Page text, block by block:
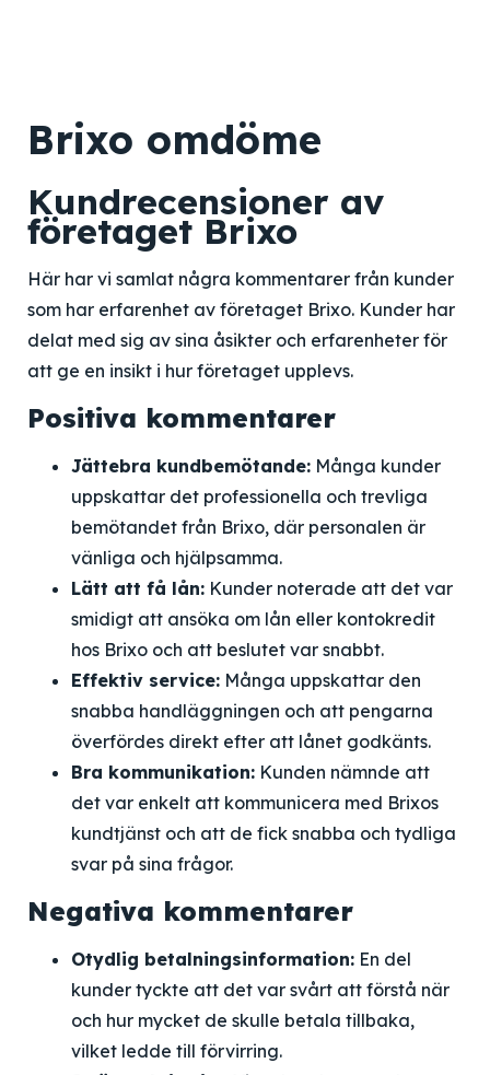
Brixo omdöme
Kundrecensioner av
företaget Brixo
Här har vi samlat några kommentarer från kunder
som har erfarenhet av företaget Brixo. Kunder har
delat med sig av sina åsikter och erfarenheter för
att ge en insikt i hur företaget upplevs.
Positiva kommentarer
Jättebra kundbemötande: Många kunder
uppskattar det professionella och trevliga
bemötandet från Brixo, där personalen är
vänliga och hjälpsamma.
Lätt att få lån: Kunder noterade att det var
smidigt att ansöka om lån eller kontokredit
hos Brixo och att beslutet var snabbt.
Effektiv service: Många uppskattar den
snabba handläggningen och att pengarna
överfördes direkt efter att lånet godkänts.
Bra kommunikation: Kunden nämnde att
det var enkelt att kommunicera med Brixos
kundtjänst och att de fick snabba och tydliga
svar på sina frågor.
Negativa kommentarer
Otydlig betalningsinformation: En del
kunder tyckte att det var svårt att förstå när
och hur mycket de skulle betala tillbaka,
vilket ledde till förvirring.